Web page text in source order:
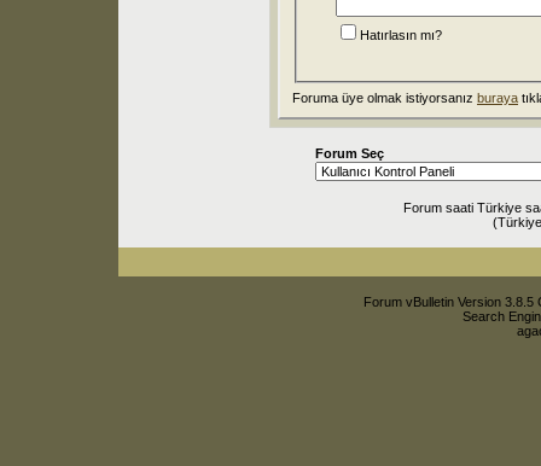
Hatırlasın mı?
Foruma üye olmak istiyorsanız buraya
Forum Seç
Forum saati Türkiye
Forum vBulletin Version
Search